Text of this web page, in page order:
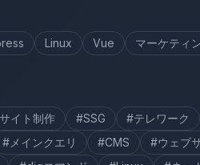
Linux Vue マーケティ
イト制作 #SSG #テレワーク
#メインクエリ #CMS #ウェブ